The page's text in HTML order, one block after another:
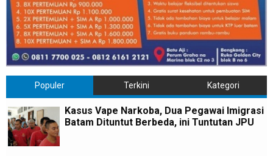
Populer Terkini Kategori
Kasus Vape Narkoba, Dua Pegawai Imigrasi
Batam Dituntut Berbeda, ini Tuntutan JPU